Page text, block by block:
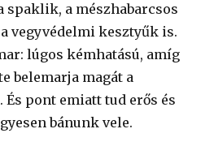
spaklik, a mészhabarcsos
vegyvédelmi kesztyűk is.
lúgos kémhatású, amíg
belemarja magát a
És pont emiatt tud erős és
bánunk vele.